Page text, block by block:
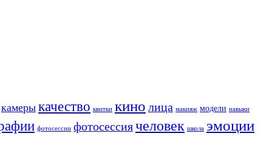
камеры качество квитки кино лица макияж модели навыки
фотосессии фотосессиячеловек школа эмоции